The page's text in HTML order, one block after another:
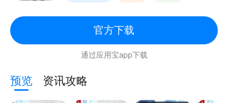
卡通
官方下载
通过应用宝app下载
预览 资讯攻略